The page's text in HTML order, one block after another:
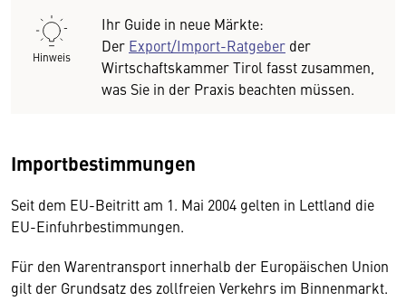
Hinweis
Ihr Guide in neue Märkte:
Der Export/Import-Ratgeber der
Wirtschaftskammer Tirol fasst zusammen,
was Sie in der Praxis beachten müssen.
Importbestimmungen
Seit dem EU-Beitritt am 1. Mai 2004 gelten in Lettland die
EU-Einfuhrbestimmungen.
Für den Warentransport innerhalb der Europäischen Union
gilt der Grundsatz des zollfreien Verkehrs im Binnenmarkt.